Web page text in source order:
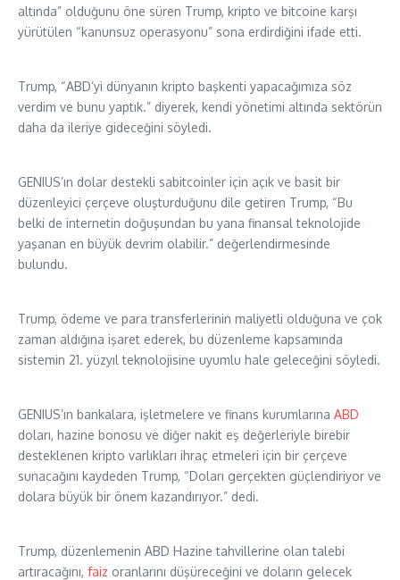
altında” olduğunu öne süren Trump, kripto ve bitcoine karşı
yürütülen “kanunsuz operasyonu” sona erdirdiğini ifade etti.
Trump, “ABD’yi dünyanın kripto başkenti yapacağımıza söz
verdim ve bunu yaptık.” diyerek, kendi yönetimi altında sektörün
daha da ileriye gideceğini söyledi.
GENIUS’ın dolar destekli sabitcoinler için açık ve basit bir
düzenleyici çerçeve oluşturduğunu dile getiren Trump, “Bu
belki de internetin doğuşundan bu yana finansal teknolojide
yaşanan en büyük devrim olabilir.” değerlendirmesinde
bulundu.
Trump, ödeme ve para transferlerinin maliyetli olduğuna ve çok
zaman aldığına işaret ederek, bu düzenleme kapsamında
sistemin 21. yüzyıl teknolojisine uyumlu hale geleceğini söyledi.
GENIUS’ın bankalara, işletmelere ve finans kurumlarına ABD
doları, hazine bonosu ve diğer nakit eş değerleriyle birebir
desteklenen kripto varlıkları ihraç etmeleri için bir çerçeve
sunacağını kaydeden Trump, “Doları gerçekten güçlendiriyor ve
dolara büyük bir önem kazandırıyor.” dedi.
Trump, düzenlemenin ABD Hazine tahvillerine olan talebi
artıracağını, faiz oranlarını düşüreceğini ve doların gelecek